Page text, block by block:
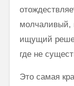
молчаливый,
ищущий
где не
Это самая